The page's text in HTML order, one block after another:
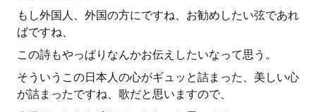
もし外国人、外国の方にですね、お勧めしたい弦であれ
ばですね、
この詩もやっぱりなんかお伝えしたいなって思う。
そういうこの日本人の心がギュッと詰まった、美しい心
が詰まったですね、歌だと思いますので、